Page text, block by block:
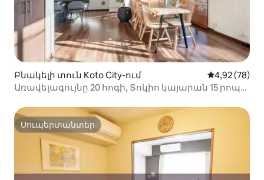
Բնակելի տուն Koto City-ում Միջին
4,92 (78)
Առավելագույնը 20 հոգի, Տոկիո կայարան 15 րոպե,
Սուպերտանտեր
Սուպերտանտեր